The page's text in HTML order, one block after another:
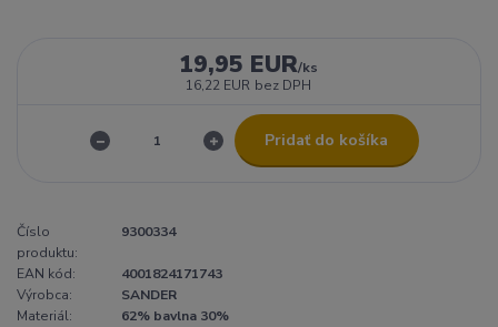
19,95 EUR/ks
16,22 EUR bez DPH
Pridať do košíka
Číslo
produktu:
9300334
EAN kód:
4001824171743
Výrobca:
SANDER
Materiál:
62% bavlna 30%